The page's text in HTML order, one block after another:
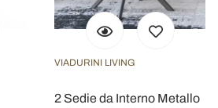
VIADURINI LIVING
2 Sedie da Interno Metallo